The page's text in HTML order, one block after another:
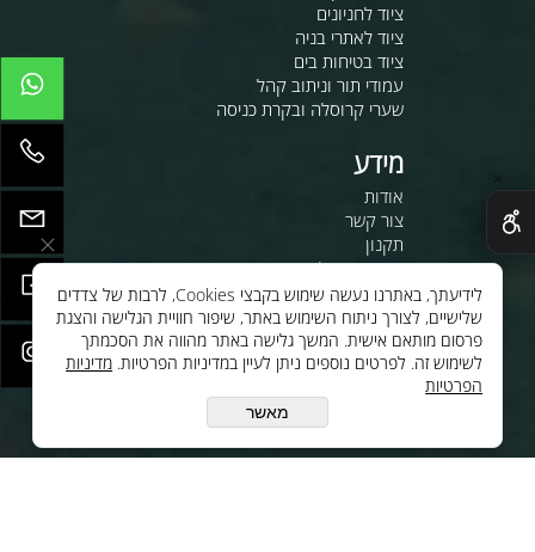
ציוד לחניונים
ציוד לאתרי בניה
ציוד בטיחות בים
עמודי תור וניתוב קהל
שערי קרוסלה ובקרת כניסה
מידע
אודות
צור קשר
תקנון
מדיניות משלוחים
משרות
לחנות שלנו - לרכישה ברשת
לסי.איי.אל טכנולוגיות 1997 בע"מ
יצירת קשר
לידיעתך, באתרנו נעשה שימוש בקבצי Cookies, לרבות של צדדים
שלישיים, לצורך ניתוח השימוש באתר, שיפור חוויית הגלישה והצגת
פרסום מותאם אישית. המשך גלישה באתר מהווה את הסכמתך
לשימוש זה. לפרטים נוספים ניתן לעיין במדיניות הפרטיות. מדיניות
הפרטיות
מאשר